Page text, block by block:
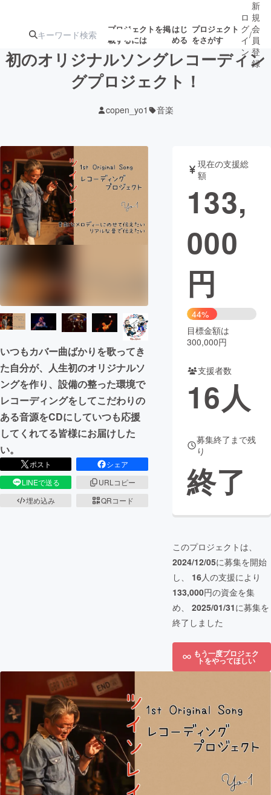
プロジェクトを掲
載するには
はじ
める
プロジェクト
をさがす
ジェクト
募集終了が近いプ
ロジェクト
アート・写真 音楽
テクノロジー・ガジェット ゲーム・サ
映像・映画
CAMPFIRE for Social Good
CAMPFIRE Creation
CAMPFIREふるさと納税machi-ya コミュニティ
ロ
グ
イ
ン
/
新
規
会
員
登
録
初のオリジナルソングレコーディン
グプロジェクト！
copen_yo1 音楽
いつもカバー曲ばかりを歌ってき
た自分が、人生初のオリジナルソ
ングを作り、設備の整った環境で
レコーディングをしてこだわりの
ある音源をCDにしていつも応援
してくれてる皆様にお届けした
い。
ポスト
シェア
LINEで送る
URLコピー
埋め込み
QRコード
現在の支援総
額
133,
000
円
44%
目標金額は
300,000円
支援者数
16人
募集終了まで残
り
終了
このプロジェクトは、
2024/12/05に募集を開始
し、 16人の支援により
133,000円の資金を集
め、 2025/01/31に募集を
終了しました
もう一度プロジェク
トをやってほしい